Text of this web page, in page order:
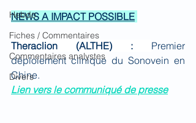
Hebdo
Fiches / Commentaires
Commentaires analystes
Divers
NEWS A IMPACT POSSIBLE
Theraclion (ALTHE) : Premier
déploiement clinique du Sonovein en
Chine.
Lien vers le communiqué de presse